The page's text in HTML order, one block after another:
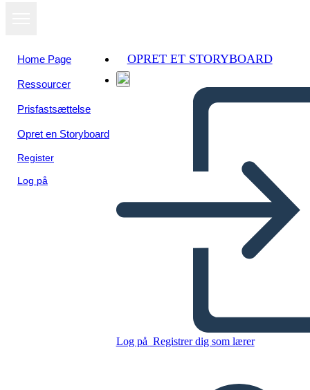
Home Page
Ressourcer
Prisfastsættelse
Opret en Storyboard
Register
Log på
OPRET ET STORYBOARD
Log på Registrer dig som lærer
קוריאה: 1950-1953
Kopier dette storyboard